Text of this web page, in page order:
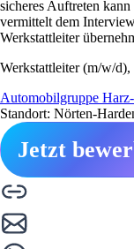
sicheres Auftreten
vermittelt dem
Werkstattleiter
Werkstattleiter (m/w/
Automobilgruppe
Standort: Nörten-
Jetzt